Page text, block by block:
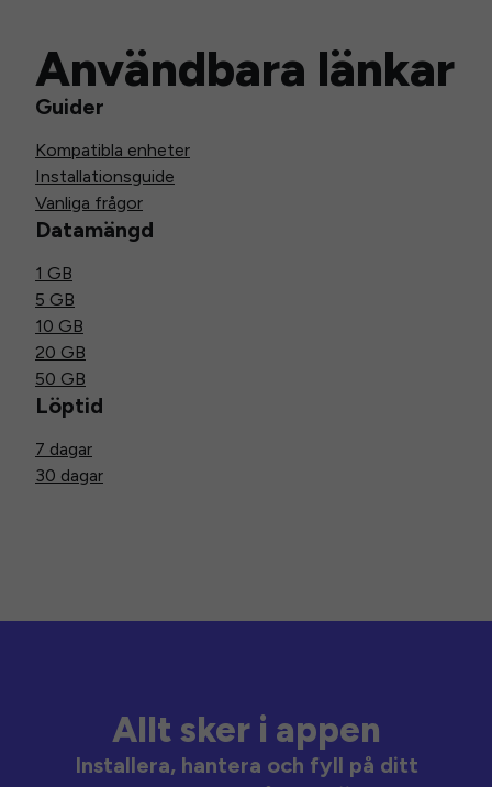
Användbara länkar
Guider
Kompatibla enheter
Installationsguide
Vanliga frågor
Datamängd
1 GB
5 GB
10 GB
20 GB
50 GB
Löptid
7 dagar
30 dagar
Allt sker i appen
Installera, hantera och fyll på ditt